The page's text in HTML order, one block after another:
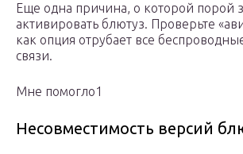
Еще одна причина, о которой порой
активировать блютуз. Проверьте
как опция отрубает все
связи.
Мне помогло1
Несовместимость версий